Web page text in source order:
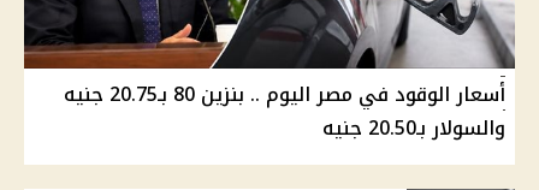
أسعار الوقود في مصر اليوم .. بنزين 80 بـ20.75 جنيه
والسولار بـ20.50 جنيه